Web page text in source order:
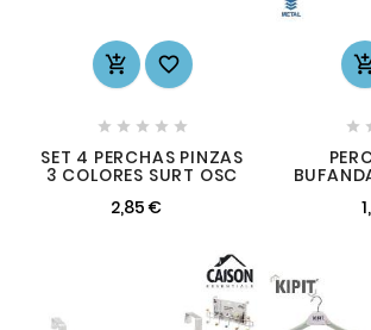
 
    
SET 4 PERCHAS PINZAS
3 COLORES SURT OSC
2,85 €
